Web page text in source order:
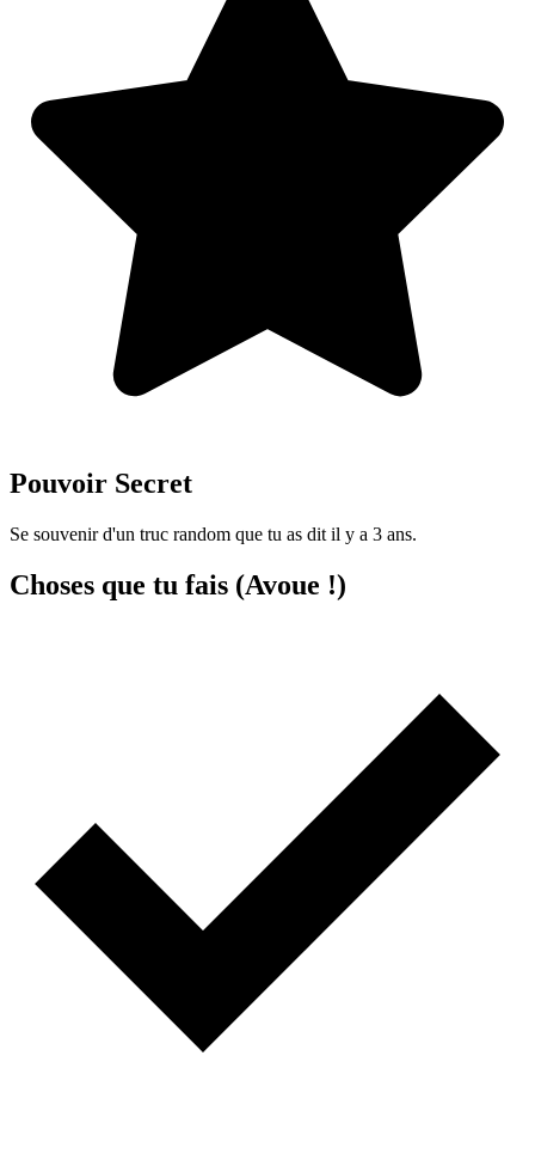
Pouvoir Secret
Se souvenir d'un truc random que tu as dit il y a 3 ans.
Choses que tu fais (Avoue !)